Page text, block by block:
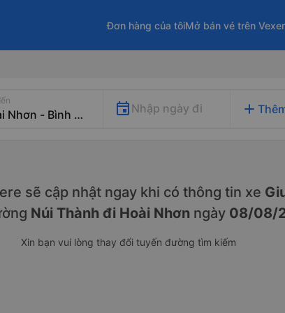
Đơn hàng của tôiMở bán vé trên
Nhập ngày đi add
sẽ cập nhật ngay khi có thông tin xe
Núi Thành đi Hoài Nhơn ngày 08/08/
Xin bạn vui lòng thay đổi tuyến đường tìm kiếm